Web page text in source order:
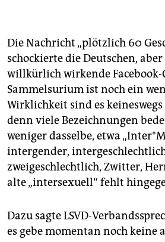
Die Nachricht „plötzlich 60
schockierte die Deutschen,
willkürlich wirkende Facebook-
Sammelsurium ist noch ein
Wirklichkeit sind es keineswegs
denn viele Bezeichnungen
weniger dasselbe, etwa
intergender,
zweigeschlechtlich, Zwitter,
alte „intersexuell“ fehlt
Dazu sagte LSVD-
es gebe momentan noch keine